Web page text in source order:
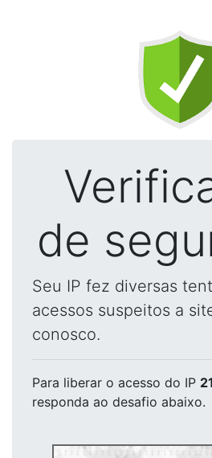
de
Seu IP fez diversas
acessos suspeitos a
conosco.
Para liberar o acesso do IP
responda ao desafio abaixo.